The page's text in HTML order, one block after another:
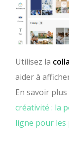
Utilisez la
aider à
En savoir
créativité : la
ligne pour